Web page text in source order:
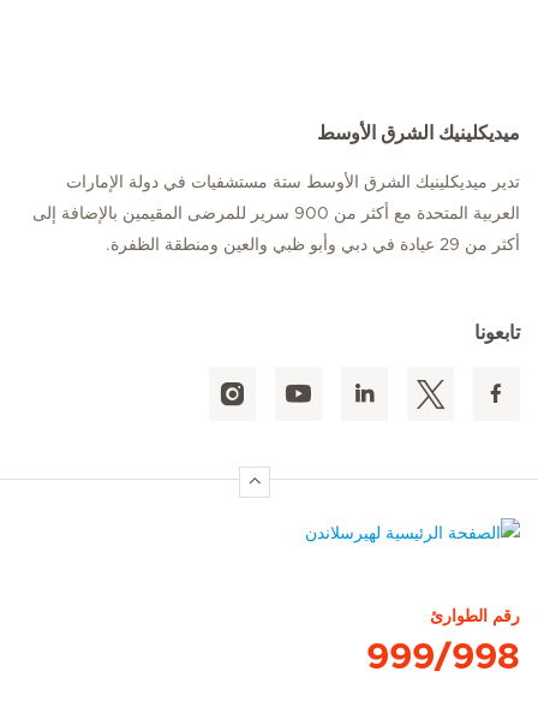
ميديكلينيك الشرق الأوسط
تدير ميديكلينيك الشرق الأوسط ستة مستشفيات في دولة الإمارات
العربية المتحدة مع أكثر من 900 سرير للمرضى المقيمين بالإضافة إلى
أكثر من 29 عيادة في دبي وأبو ظبي والعين ومنطقة الظفرة.
تابعونا
رقم الطوارئ
999/998